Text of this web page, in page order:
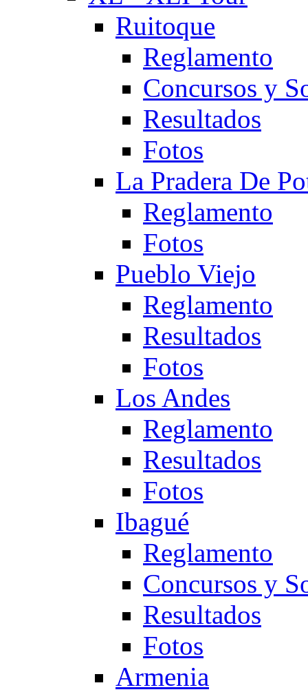
Ruitoque
Reglamento
Concursos y
Resultados
Fotos
La Pradera De
Reglamento
Fotos
Pueblo Viejo
Reglamento
Resultados
Fotos
Los Andes
Reglamento
Resultados
Fotos
Ibagué
Reglamento
Concursos y
Resultados
Fotos
Armenia